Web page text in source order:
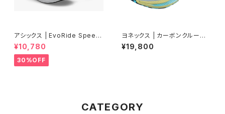
アシックス | EvoRide Speed
3 WIDE | FLASH RED/EDO
PURPLE | Men
¥10,780
30%OFF
ヨネックス | カーボンクルーズS
R | フロスティブルー | Women
¥19,800
CATEGORY